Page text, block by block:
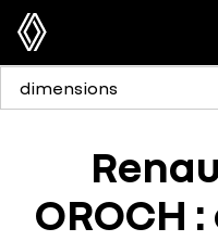
dimensions
OROCH